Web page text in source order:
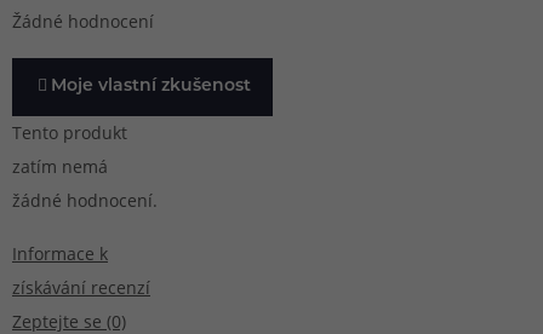
Žádné hodnocení
Moje vlastní zkušenost
Tento produkt
zatím nemá
žádné hodnocení.
Informace k
získávání recenzí
Zeptejte se (0)